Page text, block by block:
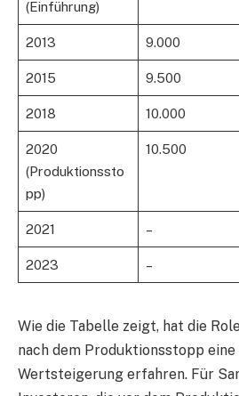
(Einführung)
2013 9.000
2015 9.500
2018 10.000
2020
(Produktionssto
pp)
10.500
2021 –
2023 –
Wie die Tabelle zeigt, hat die
nach dem Produktionsstopp
Wertsteigerung erfahren. Für